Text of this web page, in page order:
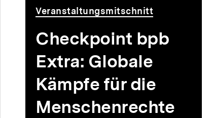
Video
Dauer
54
Min.
Veranstaltungsmitschnitt
Checkpoint bpb
Extra: Globale
Kämpfe für die
Menschenrechte